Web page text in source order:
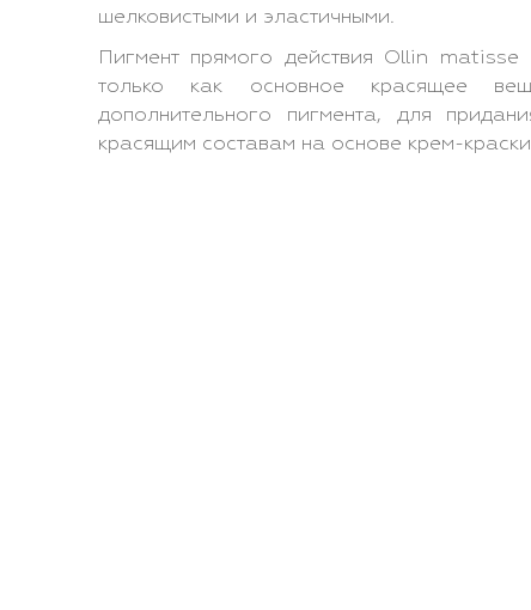
шелковистыми и эластичными.
Пигмент прямого действия Ollin matisse
только как основное красящее
дополнительного пигмента, для
красящим составам на основе крем-